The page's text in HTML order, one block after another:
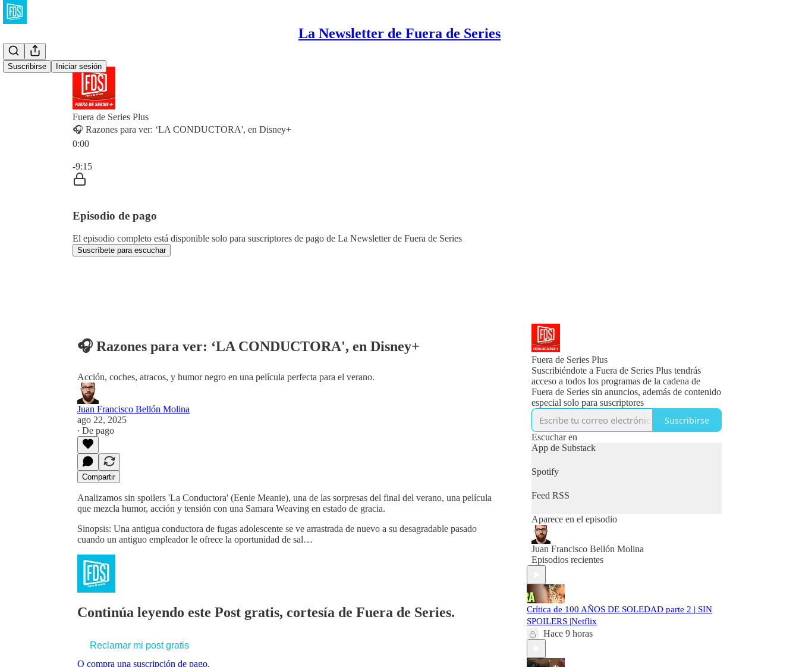
La Newsletter de Fuera de Series
Suscribirse Iniciar sesión
Fuera de Series Plus
🎧 Razones para ver: ‘LA CONDUCTORA', en Disney+
0:00
-9:15
Episodio de pago
El episodio completo está disponible solo para suscriptores de pago de La Newsletter de Fuera de Series
Suscríbete para escuchar
🎧 Razones para ver: ‘LA CONDUCTORA', en Disney+
Acción, coches, atracos, y humor negro en una película perfecta para el verano.
Juan Francisco Bellón Molina
ago 22, 2025
∙ De pago
Compartir
Analizamos sin spoilers 'La Conductora' (Eenie Meanie), una de las sorpresas del final del verano, una película
que mezcla humor, acción y tensión con una Samara Weaving en estado de gracia.
Sinopsis: Una antigua conductora de fugas adolescente se ve arrastrada de nuevo a su desagradable pasado
cuando un antiguo empleador le ofrece la oportunidad de sal…
Continúa leyendo este Post gratis, cortesía de Fuera de Series.
Reclamar mi post gratis
O compra una suscripción de pago.
Fuera de Series Plus
Suscribiéndote a Fuera de Series Plus tendrás
acceso a todos los programas de la cadena de
Fuera de Series sin anuncios, además de contenido
especial solo para suscriptores
Suscribirse
Escuchar en
App de Substack
Spotify
Feed RSS
Aparece en el episodio
Juan Francisco Bellón Molina
Episodios recientes
Crítica de 100 AÑOS DE SOLEDAD parte 2 | SIN
SPOILERS |Netflix
Hace 9 horas